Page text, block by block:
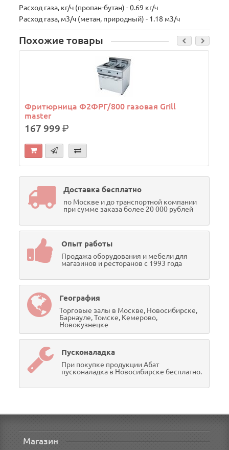
Расход газа, кг/ч (пропан-бутан) - 0.69 кг/ч
Расход газа, м3/ч (метан, природный) - 1.18 м3/ч
Похожие товары
Фритюрница Ф2ФРГ/800 газовая Grill
master
167 999р.
Доставка бесплатно
по Москве и до транспортной компании
при сумме заказа более 20 000 рублей
Опыт работы
Продажа оборудования и мебели для
магазинов и ресторанов с 1993 года
География
Торговые залы в Москве, Новосибирске,
Барнауле, Томске, Кемерово,
Новокузнецке
Пусконаладка
При покупке продукции Абат
пусконаладка в Новосибирске бесплатно.
Магазин